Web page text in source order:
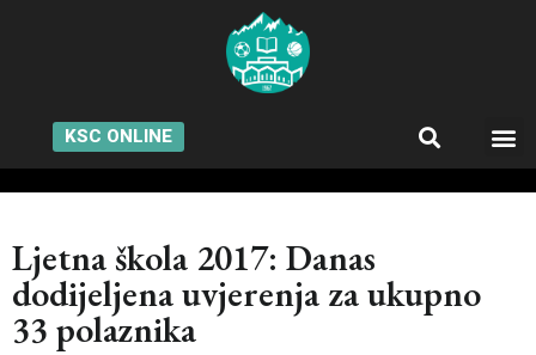
KSC ONLINE
Ljetna škola 2017: Danas
dodijeljena uvjerenja za ukupno
33 polaznika